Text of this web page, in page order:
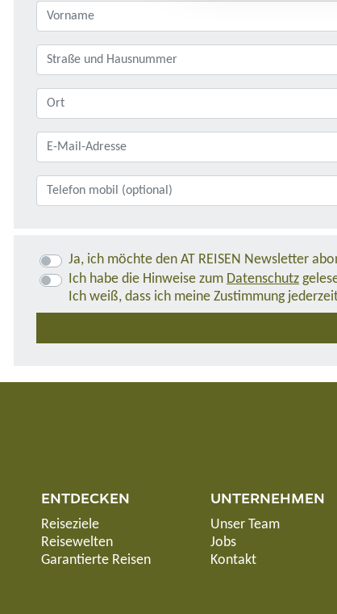
Ja, ich möchte den AT REISEN Newsletter
Ich habe die Hinweise zum Datenschutz
Ich weiß, dass ich meine Zustimmung
ENTDECKEN
Reiseziele
Reisewelten
Garantierte Reisen
UNTERNEHMEN
Unser Team
Jobs
Kontakt